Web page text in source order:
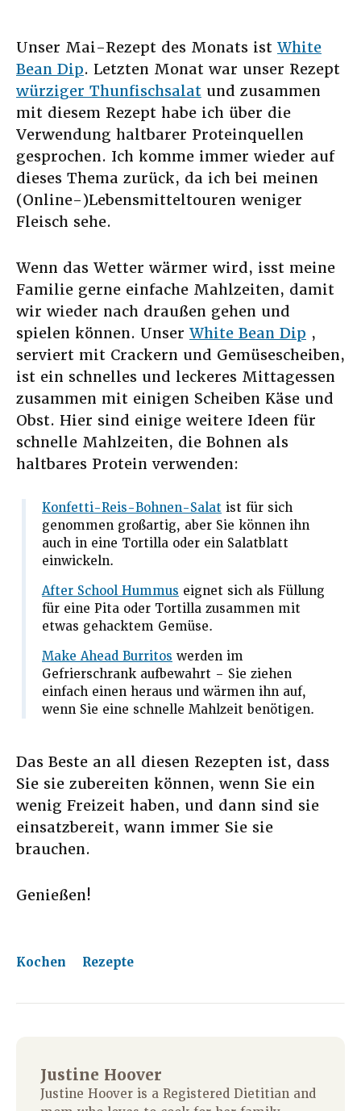
Unser Mai-Rezept des Monats ist White
Bean Dip. Letzten Monat war unser Rezept
würziger Thunfischsalat und zusammen
mit diesem Rezept habe ich über die
Verwendung haltbarer Proteinquellen
gesprochen. Ich komme immer wieder auf
dieses Thema zurück, da ich bei meinen
(Online-)Lebensmitteltouren weniger
Fleisch sehe.
Wenn das Wetter wärmer wird, isst meine
Familie gerne einfache Mahlzeiten, damit
wir wieder nach draußen gehen und
spielen können. Unser White Bean Dip ,
serviert mit Crackern und Gemüsescheiben,
ist ein schnelles und leckeres Mittagessen
zusammen mit einigen Scheiben Käse und
Obst. Hier sind einige weitere Ideen für
schnelle Mahlzeiten, die Bohnen als
haltbares Protein verwenden:
Konfetti-Reis-Bohnen-Salat ist für sich
genommen großartig, aber Sie können ihn
auch in eine Tortilla oder ein Salatblatt
einwickeln.
After School Hummus eignet sich als Füllung
für eine Pita oder Tortilla zusammen mit
etwas gehacktem Gemüse.
Make Ahead Burritos werden im
Gefrierschrank aufbewahrt – Sie ziehen
einfach einen heraus und wärmen ihn auf,
wenn Sie eine schnelle Mahlzeit benötigen.
Das Beste an all diesen Rezepten ist, dass
Sie sie zubereiten können, wenn Sie ein
wenig Freizeit haben, und dann sind sie
einsatzbereit, wann immer Sie sie
brauchen.
Genießen!
Kochen Rezepte
Justine Hoover
Justine Hoover is a Registered Dietitian and